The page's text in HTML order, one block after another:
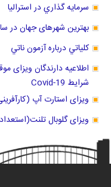
سرمايه گذاري در استراليا
بهترین شهرهای جهان در سال ۲۰۱۸ برای
كلياتي درباره آزمون ناتي
اطلاعیه دارندگان ویزای
شرایط Covid-19
ویزای استارت آپ
ویزای گلوبال تلنت(استعداد